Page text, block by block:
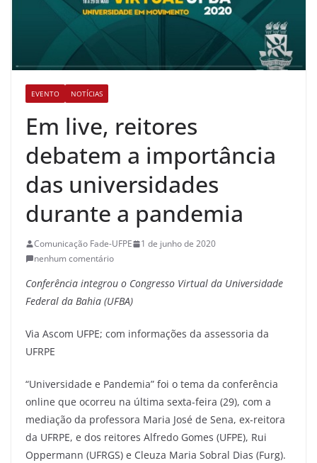
EVENTO NOTÍCIAS
Em live, reitores
debatem a importância
das universidades
durante a pandemia
Comunicação Fade-UFPE
1 de junho de 2020
nenhum comentário
Conferência integrou o Congresso Virtual da Universidade
Federal da Bahia (UFBA)
Via Ascom UFPE; com informações da assessoria da
UFRPE
“Universidade e Pandemia” foi o tema da conferência
online que ocorreu na última sexta-feira (29), com a
mediação da professora Maria José de Sena, ex-reitora
da UFRPE, e dos reitores Alfredo Gomes (UFPE), Rui
Oppermann (UFRGS) e Cleuza Maria Sobral Dias (Furg).